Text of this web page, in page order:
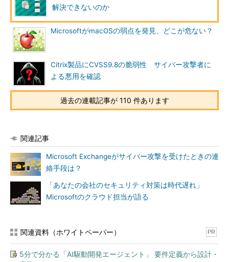
解決できないのか
MicrosoftがmacOSの弱点を発見、どこが危ない？
Citrix製品にCVSS9.8の脆弱性 サイバー攻撃者に
よる悪用を確認
過去の連載記事が 110 件あります
関連記事
Microsoft Exchangeがサイバー攻撃を受けたときの連
絡手段は？
「あなたの会社のセキュリティ対策は時代遅れ」
Microsoftのクラウド担当が語る
関連資料（ホワイトペーパー） PR
5分で分かる「AI駆動開発エージェント」 要件定義から設計・